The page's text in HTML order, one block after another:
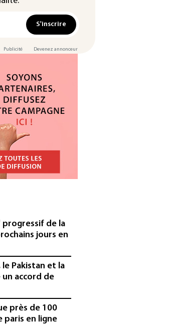
S'inscrire
Publicité Devenez annonceur
de la
jours en
Pakistan et la
accord de
près de 100
paris en ligne